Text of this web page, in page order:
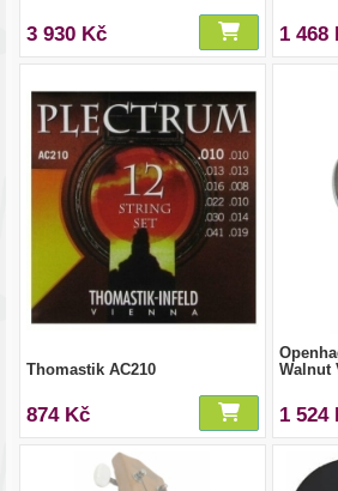
3 930 Kč 1 468
Thomastik AC210
874 Kč
Walnut
1 524